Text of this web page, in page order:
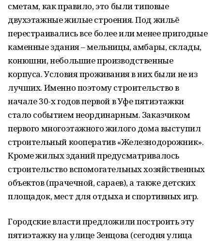
сметам, как правило, это были типовые
двухэтажные жилые строения. Под жильё
перестраивались все более или менее пригодные
каменные здания – мельницы, амбары, склады,
конюшни, небольшие производственные
корпуса. Условия проживания в них были не из
лучших. Именно поэтому строительство в
начале 30-х годов первой в Уфе пятиэтажки
стало событием неординарным. Заказчиком
первого многоэтажного жилого дома выступил
строительный кооператив «Железнодорожник».
Кроме жилых зданий предусматривалось
строительство вспомогательных хозяйственных
объектов (прачечной, сараев), а также детских
площадок, мест для отдыха и спортивных игр.
Городские власти предложили построить эту
пятиэтажку на улице Зенцова (сегодня улица